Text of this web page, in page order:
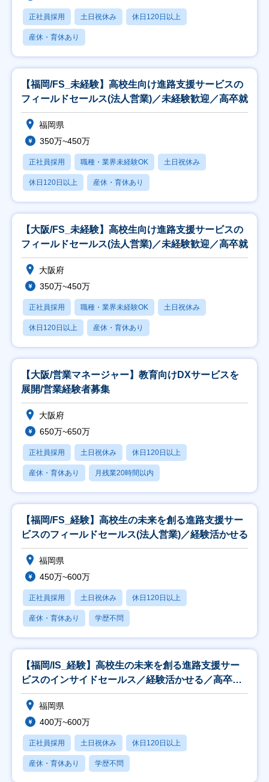
正社員採用 土日祝休み 休日120日以上
産休・育休あり
【福岡/FS_未経験】高校生向け進路支援サービスの
フィールドセールス(法人営業)／未経験歓迎／高卒就
福岡県
350万~450万
正社員採用 職種・業界未経験OK 土日祝休み
休日120日以上 産休・育休あり
【大阪/FS_未経験】高校生向け進路支援サービスの
フィールドセールス(法人営業)／未経験歓迎／高卒就
大阪府
350万~450万
正社員採用 職種・業界未経験OK 土日祝休み
休日120日以上 産休・育休あり
【大阪/営業マネージャー】教育向けDXサービスを
展開/営業経験者募集
大阪府
650万~650万
正社員採用 土日祝休み 休日120日以上
産休・育休あり 月残業20時間以内
【福岡/FS_経験】高校生の未来を創る進路支援サー
ビスのフィールドセールス(法人営業)／経験活かせる
福岡県
450万~600万
正社員採用 土日祝休み 休日120日以上
産休・育休あり 学歴不問
【福岡/IS_経験】高校生の未来を創る進路支援サー
ビスのインサイドセールス／経験活かせる／高卒就
活生
福岡県
400万~600万
正社員採用 土日祝休み 休日120日以上
産休・育休あり 学歴不問